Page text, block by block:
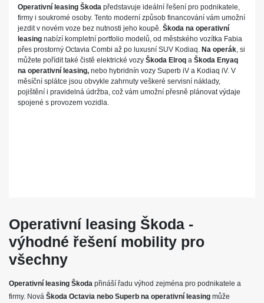
Operativní leasing Škoda představuje ideální řešení pro podnikatele,
firmy i soukromé osoby. Tento moderní způsob financování vám umožní
jezdit v novém voze bez nutnosti jeho koupě. Škoda na operativní
leasing nabízí kompletní portfolio modelů, od městského vozítka Fabia
přes prostorný Octavia Combi až po luxusní SUV Kodiaq. Na operák, si
můžete pořídit také čistě elektrické vozy Škoda Elroq a Škoda Enyaq
na operativní leasing, nebo hybridnín vozy Superb iV a Kodiaq iV. V
měsíční splátce jsou obvykle zahrnuty veškeré servisní náklady,
pojištění i pravidelná údržba, což vám umožní přesně plánovat výdaje
spojené s provozem vozidla.
Operativní leasing Škoda -
výhodné řešení mobility pro
všechny
Operativní leasing Škoda přináší řadu výhod zejména pro podnikatele a
firmy. Nová Škoda Octavia nebo Superb na operativní leasing může